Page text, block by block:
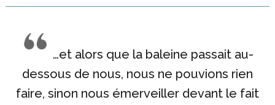
…et alors que la baleine passait au-
dessous de nous, nous ne pouvions rien
faire, sinon nous émerveiller devant le fait